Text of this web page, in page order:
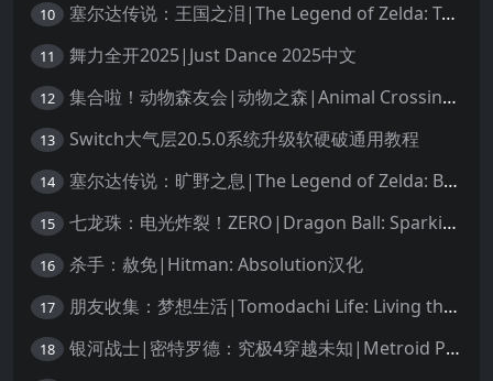
10 塞尔达传说：王国之泪|The Legend of Zelda: Tears of the Kingdom中文
11 舞力全开2025|Just Dance 2025中文
12 集合啦！动物森友会|动物之森|Animal Crossing: New Horizons中文
13 Switch大气层20.5.0系统升级软硬破通用教程
14 塞尔达传说：旷野之息|The Legend of Zelda: Breath of the Wild中文
15 七龙珠：电光炸裂！ZERO|Dragon Ball: Sparking! Zero中文
16 杀手：赦免|Hitman: Absolution汉化
17 朋友收集：梦想生活|Tomodachi Life: Living the Dream中文
18 银河战士|密特罗德：究极4穿越未知|Metroid Prime 4: Beyond中文